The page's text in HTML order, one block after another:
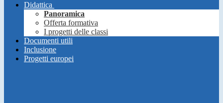
Didattica
Panoramica
Offerta formativa
I progetti delle classi
Documenti utili
Inclusione
Progetti europei